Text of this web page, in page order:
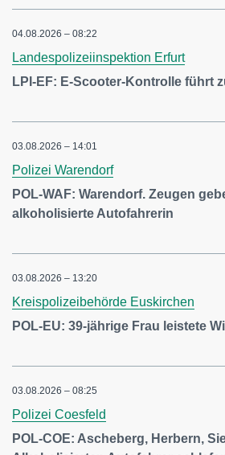
04.08.2026 – 08:22
Landespolizeiinspektion Erfurt
LPI-EF: E-Scooter-Kontrolle führt
03.08.2026 – 14:01
Polizei Warendorf
POL-WAF: Warendorf. Zeugen
alkoholisierte Autofahrerin
03.08.2026 – 13:20
Kreispolizeibehörde Euskirchen
POL-EU: 39-jährige Frau leistete
03.08.2026 – 08:25
Polizei Coesfeld
POL-COE: Ascheberg, Herbern,